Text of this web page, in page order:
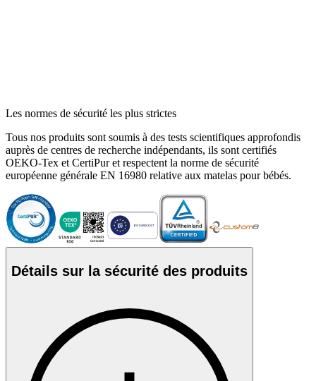
Les normes de sécurité les plus strictes
Tous nos produits sont soumis à des tests scientifiques approfondis
auprès de centres de recherche indépendants, ils sont certifiés
OEKO-Tex et CertiPur et respectent la norme de sécurité
européenne générale EN 16980 relative aux matelas pour bébés.
Détails sur la sécurité des produits